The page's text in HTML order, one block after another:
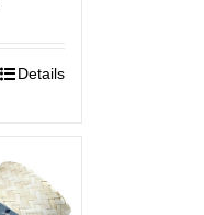
Details